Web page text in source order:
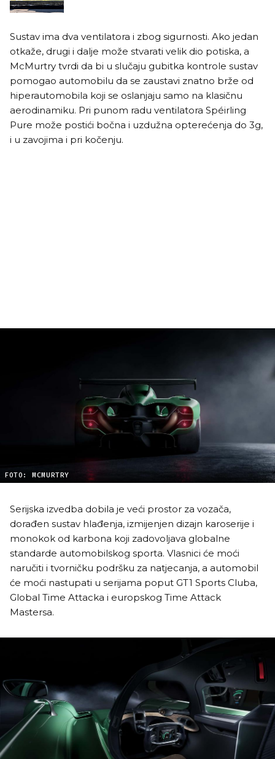
Sustav ima dva ventilatora i zbog sigurnosti. Ako jedan
otkaže, drugi i dalje može stvarati velik dio potiska, a
McMurtry tvrdi da bi u slučaju gubitka kontrole sustav
pomogao automobilu da se zaustavi znatno brže od
hiperautomobila koji se oslanjaju samo na klasičnu
aerodinamiku. Pri punom radu ventilatora Spéirling
Pure može postići bočna i uzdužna opterećenja do 3g,
i u zavojima i pri kočenju.
FOTO: MCMURTRY
Serijska izvedba dobila je veći prostor za vozača,
dorađen sustav hlađenja, izmijenjen dizajn karoserije i
monokok od karbona koji zadovoljava globalne
standarde automobilskog sporta. Vlasnici će moći
naručiti i tvorničku podršku za natjecanja, a automobil
će moći nastupati u serijama poput GT1 Sports Cluba,
Global Time Attacka i europskog Time Attack
Mastersa.